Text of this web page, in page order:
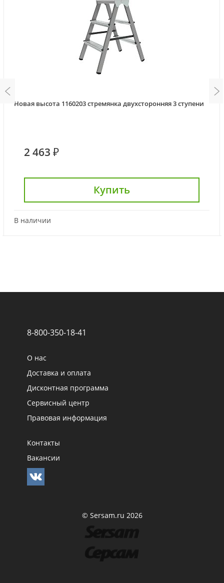
Новая высота 1160203 стремянка двухсторонняя 3 ступени
2 463 ₽
Купить
В наличии
8-800-350-18-41
О нас
Доставка и оплата
Дисконтная программа
Сервисный центр
Правовая информация
Контакты
Вакансии
© Sersam.ru 2026